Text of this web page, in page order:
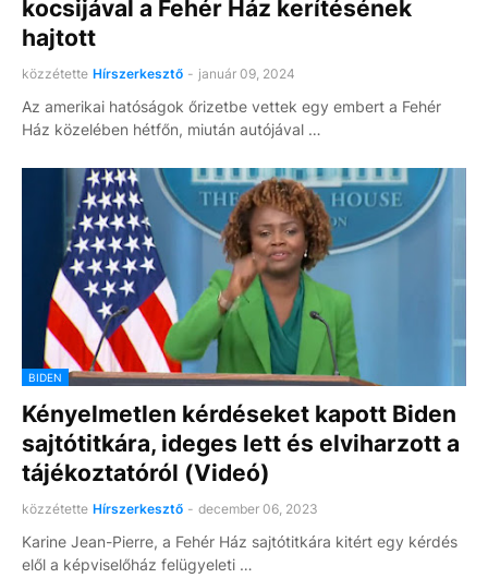
kocsijával a Fehér Ház kerítésének
hajtott
közzétette Hírszerkesztő - január 09, 2024
Az amerikai hatóságok őrizetbe vettek egy embert a Fehér
Ház közelében hétfőn, miután autójával …
BIDEN
Kényelmetlen kérdéseket kapott Biden
sajtótitkára, ideges lett és elviharzott a
tájékoztatóról (Videó)
közzétette Hírszerkesztő - december 06, 2023
Karine Jean-Pierre, a Fehér Ház sajtótitkára kitért egy kérdés
elől a képviselőház felügyeleti …